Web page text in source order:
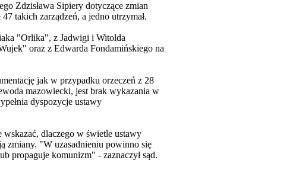
Zdzisława Sipiery dotyczące zmian
takich zarządzeń, a jedno utrzymał.
"Orlika", z Jadwigi i Witolda
oraz z Edwarda Fondamińskiego na
jak w przypadku orzeczeń z 28
mazowiecki, jest brak wykazania w
dyspozycje ustawy
dlaczego w świetle ustawy
zmiany. "W uzasadnieniu powinno się
propaguje komunizm" - zaznaczył sąd.